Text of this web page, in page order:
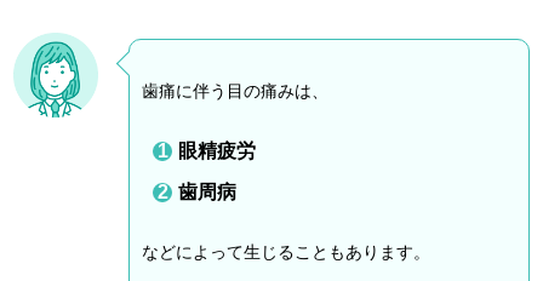
歯痛に伴う目の痛みは、
眼精疲労
歯周病
などによって生じることもあります。